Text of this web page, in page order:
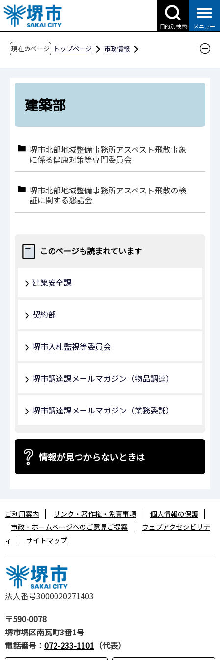
こ
の
ペ
目的別検索 メニュー
現在のページ トップページ
市政情報
建築都市局
建築部
建築部
堺市北部地域整備事務所アスベスト飛散事象
に係る健康対策等専門委員会
堺市北部地域整備事務所アスベスト飛散の検
証に関する懇話会
このページも読まれています
建築安全課
契約部
堺市入札監視等委員会
堺市調達課メールマガジン（物品調達）
堺市調達課メールマガジン（業務委託）
情報が見つからないときは
法人番号3000020271403
〒590-0078
堺市堺区南瓦町3番1号
電話番号： 072-233-1101 （代表）
ご利用案内 リンク・著作権・免責事項
個人情報の保護
市政・ホームページへのご意見ご提案
ウェブアクセシビリテ
ィ
サイトマップ